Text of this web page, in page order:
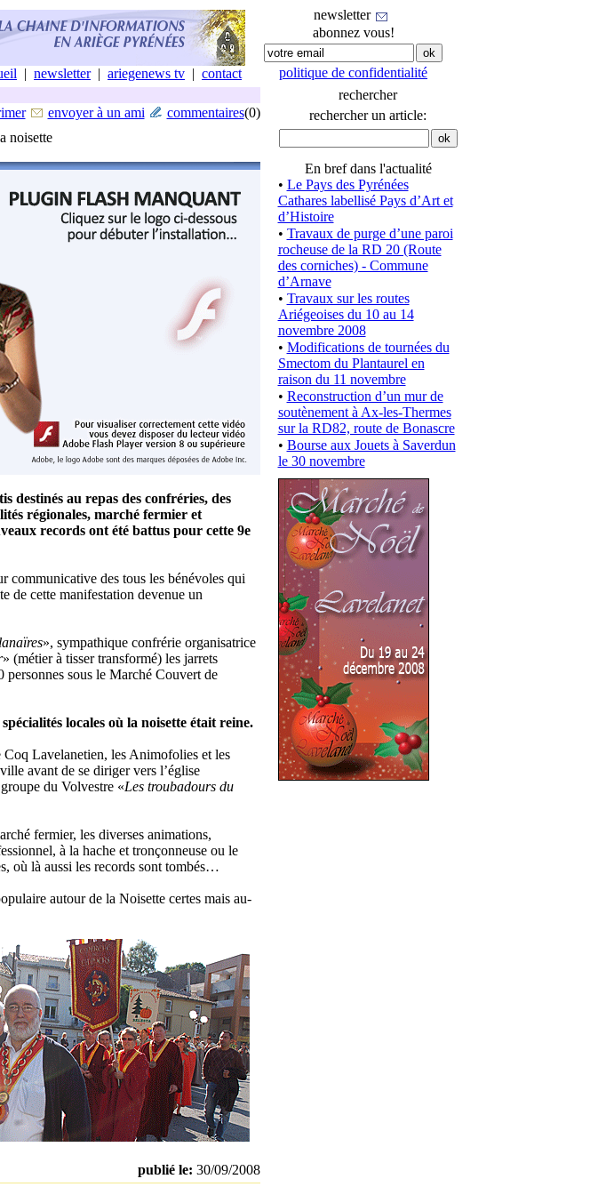
| newsletter| ariegenews tv | contact
newsletter
abonnez vous!
politique de confidentialité
envoyer à un ami commentaires(0)
noisette
destinés au repas des confréries, des
régionales, marché fermier et
records ont été battus pour cette 9e
communicative des tous les bénévoles qui
de cette manifestation devenue un
», sympathique confrérie organisatrice
» (métier à tisser transformé) les jarrets
personnes sous le Marché Couvert de
locales où la noisette était reine.
Lavelanetien, les Animofolies et les
avant de se diriger vers l’église
du Volvestre «Les troubadours du
fermier, les diverses animations,
à la hache et tronçonneuse ou le
où là aussi les records sont tombés…
autour de la Noisette certes mais au-
publié le: 30/09/2008
rechercher
rechercher un article:
En bref dans l'actualité
• Le Pays des Pyrénées
Cathares labellisé Pays d’Art et
d’Histoire
• Travaux de purge d’une paroi
rocheuse de la RD 20 (Route
des corniches) - Commune
d’Arnave
• Travaux sur les routes
Ariégeoises du 10 au 14
novembre 2008
• Modifications de tournées du
Smectom du Plantaurel en
raison du 11 novembre
• Reconstruction d’un mur de
soutènement à Ax-les-Thermes
sur la RD82, route de Bonascre
• Bourse aux Jouets à Saverdun
le 30 novembre